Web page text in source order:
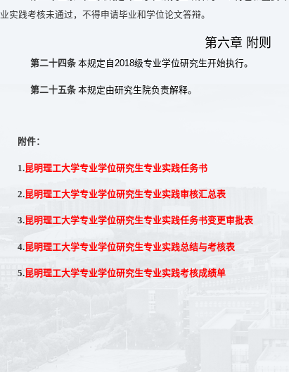
业实践考核未通过，不得申请毕业和学位论文答辩。
第六章 附则
第二十四条 本规定自2018级专业学位研究生开始执行。
第二十五条 本规定由研究生院负责解释。
附件：
1.昆明理工大学专业学位研究生专业实践任务书
2.昆明理工大学专业学位研究生专业实践审核汇总表
3.昆明理工大学专业学位研究生专业实践任务书变更审批表
4.昆明理工大学专业学位研究生专业实践总结与考核表
5.昆明理工大学专业学位研究生专业实践考核成绩单